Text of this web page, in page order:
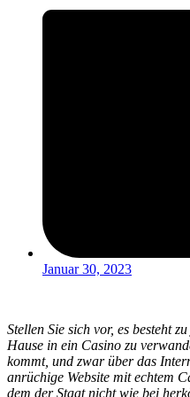
Januar 30, 2023
Stellen Sie sich vor, es besteht
Hause in ein Casino zu
kommt, und zwar über das
anrüchige Website mit echtem
dem der Staat nicht wie bei